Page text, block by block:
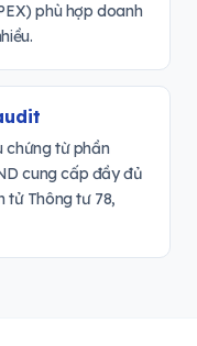
phù hợp doanh
chứng từ phần
cung cấp đầy đủ
tử Thông tư 78,